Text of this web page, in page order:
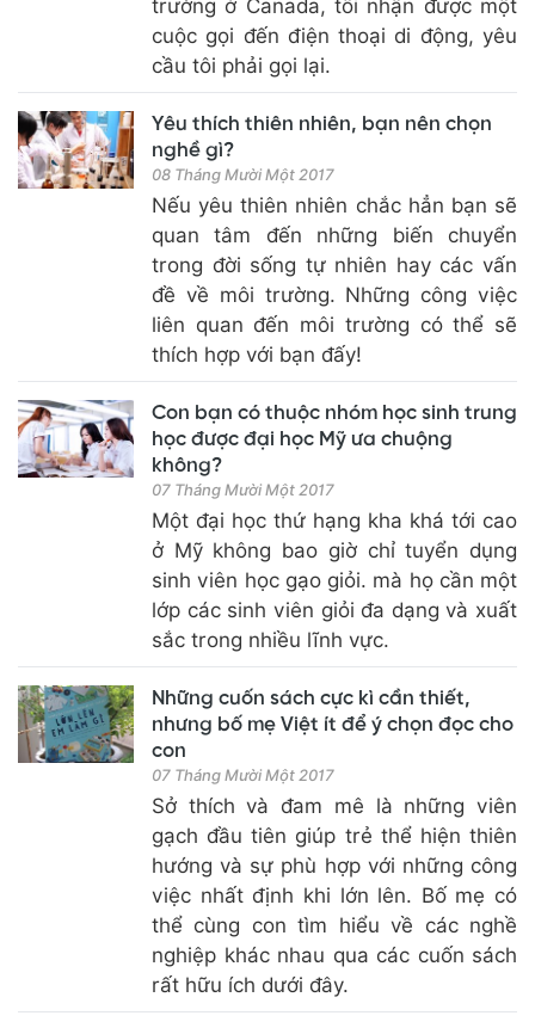
trường ở Canada, tôi nhận được một
cuộc gọi đến điện thoại di động, yêu
cầu tôi phải gọi lại.
Yêu thích thiên nhiên, bạn nên chọn
nghề gì?
08 Tháng Mười Một 2017
Nếu yêu thiên nhiên chắc hẳn bạn sẽ
quan tâm đến những biến chuyển
trong đời sống tự nhiên hay các vấn
đề về môi trường. Những công việc
liên quan đến môi trường có thể sẽ
thích hợp với bạn đấy!
Con bạn có thuộc nhóm học sinh trung
học được đại học Mỹ ưa chuộng
không?
07 Tháng Mười Một 2017
Một đại học thứ hạng kha khá tới cao
ở Mỹ không bao giờ chỉ tuyển dụng
sinh viên học gạo giỏi. mà họ cần một
lớp các sinh viên giỏi đa dạng và xuất
sắc trong nhiều lĩnh vực.
Những cuốn sách cực kì cần thiết,
nhưng bố mẹ Việt ít để ý chọn đọc cho
con
07 Tháng Mười Một 2017
Sở thích và đam mê là những viên
gạch đầu tiên giúp trẻ thể hiện thiên
hướng và sự phù hợp với những công
việc nhất định khi lớn lên. Bố mẹ có
thể cùng con tìm hiểu về các nghề
nghiệp khác nhau qua các cuốn sách
rất hữu ích dưới đây.